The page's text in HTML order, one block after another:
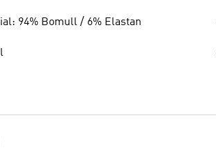
94% Bomull / 6% Elastan